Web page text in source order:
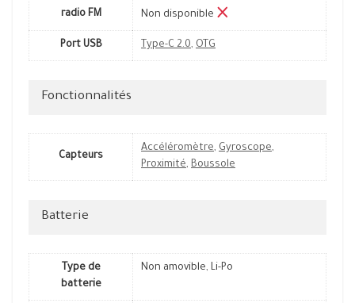
radio FM Non disponible
Port USB Type-C 2.0, OTG
Fonctionnalités
Capteurs
Accéléromètre, Gyroscope,
Proximité, Boussole
Batterie
Type de
batterie
Non amovible, Li-Po